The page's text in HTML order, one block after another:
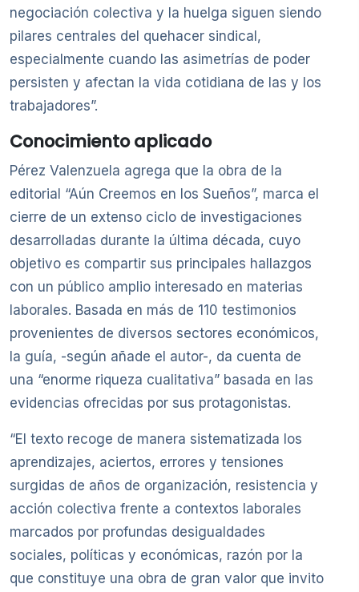
negociación colectiva y la huelga siguen siendo
pilares centrales del quehacer sindical,
especialmente cuando las asimetrías de poder
persisten y afectan la vida cotidiana de las y los
trabajadores”.
Conocimiento aplicado
Pérez Valenzuela agrega que la obra de la
editorial “Aún Creemos en los Sueños”, marca el
cierre de un extenso ciclo de investigaciones
desarrolladas durante la última década, cuyo
objetivo es compartir sus principales hallazgos
con un público amplio interesado en materias
laborales. Basada en más de 110 testimonios
provenientes de diversos sectores económicos,
la guía, -según añade el autor-, da cuenta de
una “enorme riqueza cualitativa” basada en las
evidencias ofrecidas por sus protagonistas.
“El texto recoge de manera sistematizada los
aprendizajes, aciertos, errores y tensiones
surgidas de años de organización, resistencia y
acción colectiva frente a contextos laborales
marcados por profundas desigualdades
sociales, políticas y económicas, razón por la
que constituye una obra de gran valor que invito